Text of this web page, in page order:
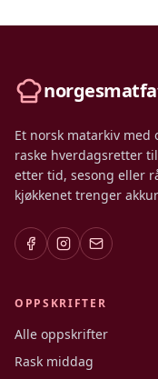
Et norsk matarkiv
raske hverdagsretter
etter tid, sesong eller
kjøkkenet trenger
OPPSKRIFTER
Alle oppskrifter
Rask middag